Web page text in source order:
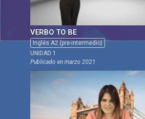
VERBO TO BE
Inglés A2 (pre-intermedio)
UNIDAD 1
Publicado enmarzo 2021